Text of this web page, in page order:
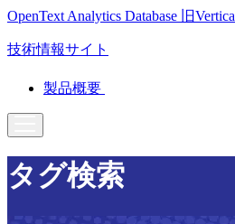
OpenText Analytics Database 旧Vertica
技術情報サイト
製品概要
タグ検索